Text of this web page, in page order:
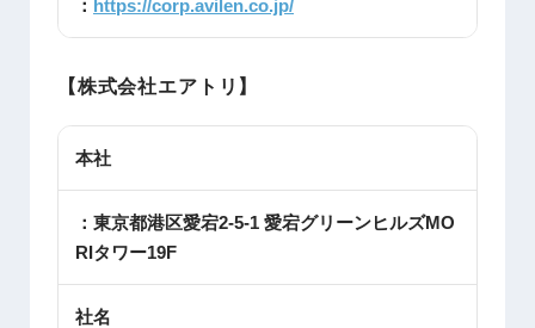
： https://corp.avilen.co.jp/
【株式会社エアトリ】
本社
：東京都港区愛宕2-5-1 愛宕グリーンヒルズMO
RIタワー19F
社名